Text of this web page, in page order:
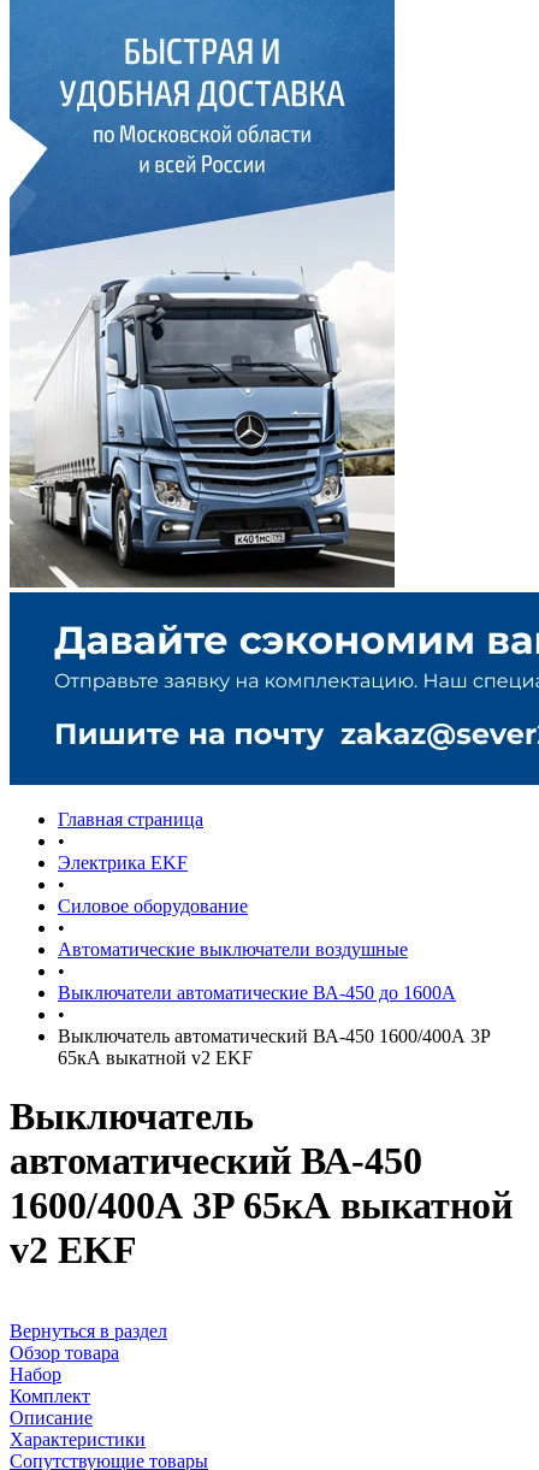
Главная страница
•
Электрика EKF
•
Силовое оборудование
•
Автоматические выключатели воздушные
•
Выключатели автоматические ВА-450 до 1600А
•
Выключатель автоматический ВА-450 1600/400А 3P
65кА выкатной v2 EKF
Выключатель
автоматический ВА-450
1600/400А 3P 65кА выкатной
v2 EKF
Вернуться в раздел
Обзор товара
Набор
Комплект
Описание
Характеристики
Сопутствующие товары